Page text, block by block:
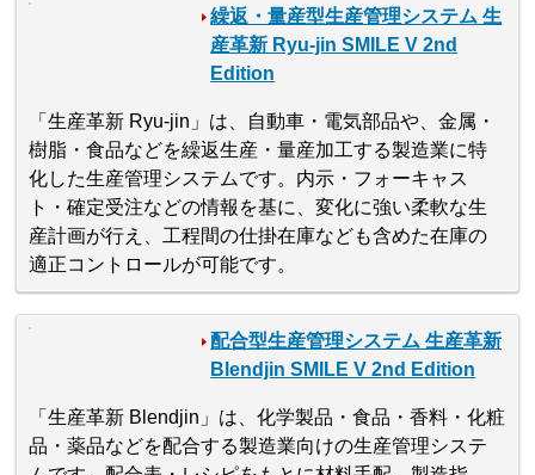
繰返・量産型生産管理システム 生
産革新 Ryu-jin SMILE V 2nd
Edition
「生産革新 Ryu-jin」は、自動車・電気部品や、金属・
樹脂・食品などを繰返生産・量産加工する製造業に特
化した生産管理システムです。内示・フォーキャス
ト・確定受注などの情報を基に、変化に強い柔軟な生
産計画が行え、工程間の仕掛在庫なども含めた在庫の
適正コントロールが可能です。
配合型生産管理システム 生産革新
Blendjin SMILE V 2nd Edition
「生産革新 Blendjin」は、化学製品・食品・香料・化粧
品・薬品などを配合する製造業向けの生産管理システ